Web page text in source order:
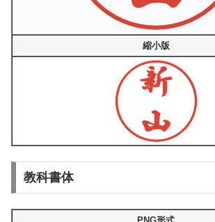
縮小版
教科書体